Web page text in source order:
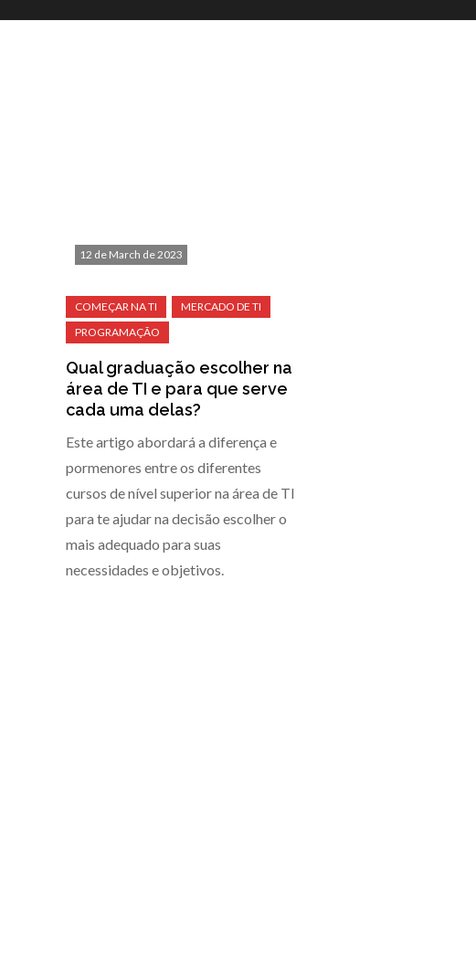
12 de March de 2023
Qual graduação escolher na
área de TI e para que serve
cada uma delas?
Este artigo abordará a diferença e
pormenores entre os diferentes
cursos de nível superior na área de TI
para te ajudar na decisão escolher o
mais adequado para suas
necessidades e objetivos.